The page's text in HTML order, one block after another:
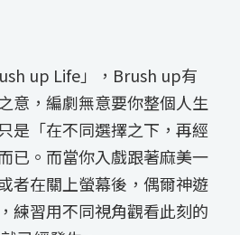
up Life」，Brush up有
意，編劇無意要你整個人生
是「在不同選擇之下，再經
已。而當你入戲跟著麻美一
者在關上螢幕後，偶爾神遊
練習用不同視角觀看此刻的